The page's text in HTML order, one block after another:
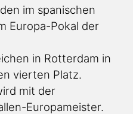
im spanischen
Europa-Pokal der
in Rotterdam in
vierten Platz.
mit der
Europameister.